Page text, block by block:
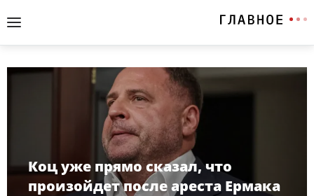
Коц уже прямо сказал, что
произойдет после ареста Ермака